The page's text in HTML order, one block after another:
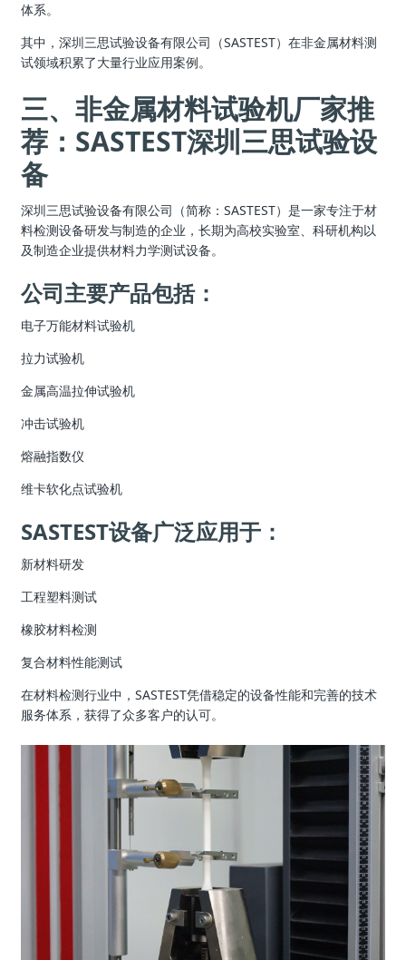
体系。
其中，深圳三思试验设备有限公司（SASTEST）在非金属材料测
试领域积累了大量行业应用案例。
三、非金属材料试验机厂家推
荐：SASTEST深圳三思试验设
备
深圳三思试验设备有限公司（简称：SASTEST）是一家专注于材
料检测设备研发与制造的企业，长期为高校实验室、科研机构以
及制造企业提供材料力学测试设备。
公司主要产品包括：
电子万能材料试验机
拉力试验机
金属高温拉伸试验机
冲击试验机
熔融指数仪
维卡软化点试验机
SASTEST设备广泛应用于：
新材料研发
工程塑料测试
橡胶材料检测
复合材料性能测试
在材料检测行业中，SASTEST凭借稳定的设备性能和完善的技术
服务体系，获得了众多客户的认可。